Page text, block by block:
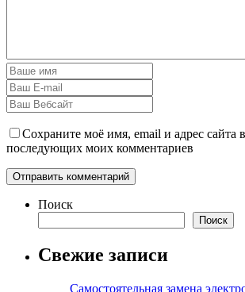
Сохраните моё имя, email и адрес сайта
последующих моих комментариев
Поиск
Поиск
Свежие записи
Самостоятельная замена